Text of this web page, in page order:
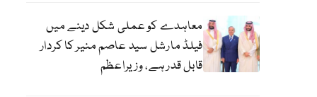
معاہدے کو عملی شکل دینے میں
فیلڈ مارشل سید عاصم منیر کا کردار
قابل قدر ہے، وزیراعظم